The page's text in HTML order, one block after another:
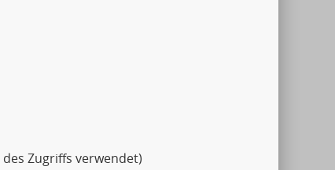
Zugriffs verwendet)